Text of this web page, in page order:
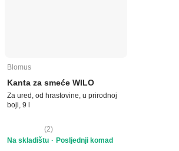
Blomus
Kanta za smeće WILO
Za ured, od hrastovine, u prirodnoj
boji, 9 l
(2)
Na skladištu
Posljednji komad